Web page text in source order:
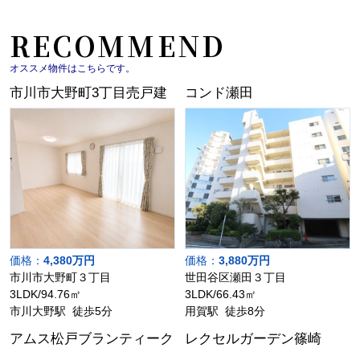
RECOMMEND
オススメ物件はこちらです。
市川市大野町3丁目売戸建
価格： 4,380万円
市川市大野町３丁目
3LDK/94.76㎡
市川大野駅 徒歩5分
コンド瀬田
価格： 3,880万円
世田谷区瀬田３丁目
3LDK/66.43㎡
用賀駅 徒歩8分
アムス松戸ブランティーク レクセルガーデン篠崎